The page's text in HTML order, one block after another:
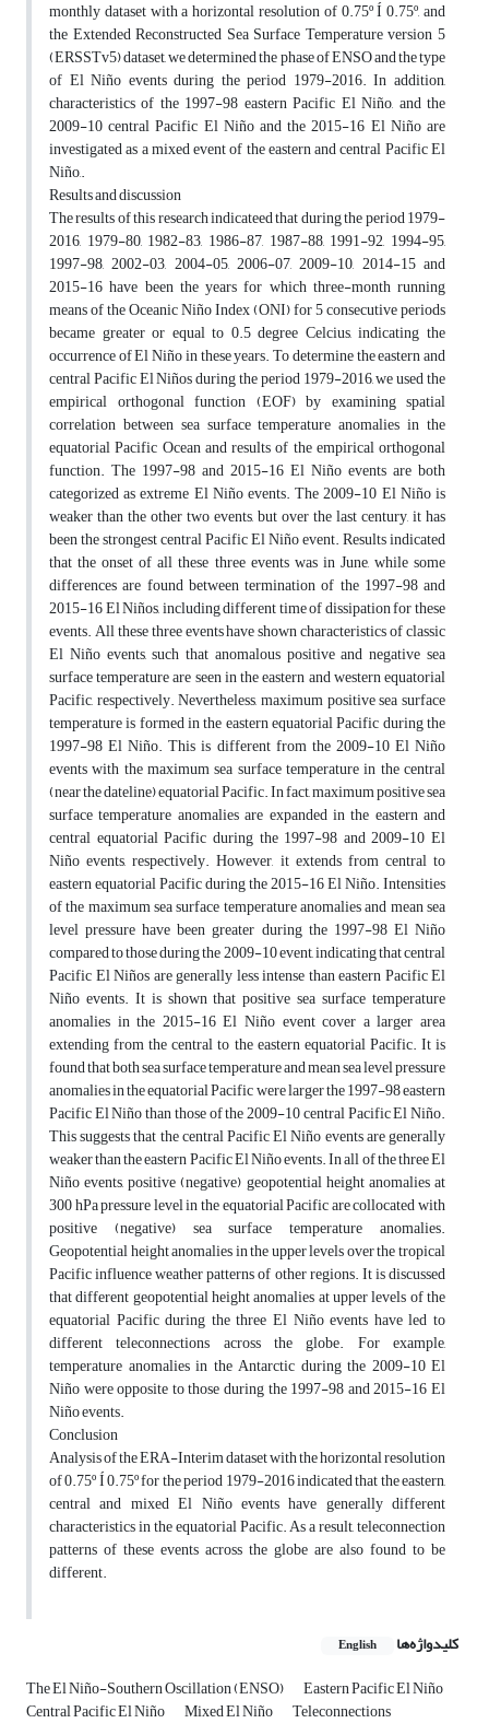
monthly dataset with a horizontal resolution of 0.75º Í 0.75º, and
the Extended Reconstructed Sea Surface Temperature version 5
(ERSSTv5) dataset, we determined the phase of ENSO and the type
of El Niño events during the period 1979-2016. In addition,
characteristics of the 1997-98 eastern Pacific El Niño, and the
2009-10 central Pacific El Niño and the 2015-16 El Niño are
investigated as a mixed event of the eastern and central Pacific El
Niño,.
Results and discussion
The results of this research indicateed that during the period 1979-
2016, 1979-80, 1982-83, 1986-87, 1987-88, 1991-92, 1994-95,
1997-98, 2002-03, 2004-05, 2006-07, 2009-10, 2014-15 and
2015-16 have been the years for which three-month running
means of the Oceanic Niño Index (ONI) for 5 consecutive periods
became greater or equal to 0.5 degree Celcius, indicating the
occurrence of El Niño in these years. To determine the eastern and
central Pacific El Niños during the period 1979-2016, we used the
empirical orthogonal function (EOF) by examining spatial
correlation between sea surface temperature anomalies in the
equatorial Pacific Ocean and results of the empirical orthogonal
function. The 1997-98 and 2015-16 El Niño events are both
categorized as extreme El Niño events. The 2009-10 El Niño is
weaker than the other two events, but over the last century, it has
been the strongest central Pacific El Niño event. Results indicated
that the onset of all these three events was in June, while some
differences are found between termination of the 1997-98 and
2015-16 El Niños, including different time of dissipation for these
events. All these three events have shown characteristics of classic
El Niño events, such that anomalous positive and negative sea
surface temperature are seen in the eastern and western equatorial
Pacific, respectively. Nevertheless, maximum positive sea surface
temperature is formed in the eastern equatorial Pacific during the
1997-98 El Niño. This is different from the 2009-10 El Niño
events with the maximum sea surface temperature in the central
(near the dateline) equatorial Pacific. In fact, maximum positive sea
surface temperature anomalies are expanded in the eastern and
central equatorial Pacific during the 1997-98 and 2009-10 El
Niño events, respectively. However, it extends from central to
eastern equatorial Pacific during the 2015-16 El Niño. Intensities
of the maximum sea surface temperature anomalies and mean sea
level pressure have been greater during the 1997-98 El Niño
compared to those during the 2009-10 event, indicating that central
Pacific El Niños are generally less intense than eastern Pacific El
Niño events. It is shown that positive sea surface temperature
anomalies in the 2015-16 El Niño event cover a larger area
extending from the central to the eastern equatorial Pacific. It is
found that both sea surface temperature and mean sea level pressure
anomalies in the equatorial Pacific were larger the 1997-98 eastern
Pacific El Niño than those of the 2009-10 central Pacific El Niño.
This suggests that the central Pacific El Niño events are generally
weaker than the eastern Pacific El Niño events. In all of the three El
Niño events, positive (negative) geopotential height anomalies at
300 hPa pressure level in the equatorial Pacific are collocated with
positive (negative) sea surface temperature anomalies.
Geopotential height anomalies in the upper levels over the tropical
Pacific influence weather patterns of other regions. It is discussed
that different geopotential height anomalies at upper levels of the
equatorial Pacific during the three El Niño events have led to
different teleconnections across the globe. For example,
temperature anomalies in the Antarctic during the 2009-10 El
Niño were opposite to those during the 1997-98 and 2015-16 El
Niño events.
Conclusion
Analysis of the ERA-Interim dataset with the horizontal resolution
of 0.75º Í 0.75º for the period 1979-2016 indicated that the eastern,
central and mixed El Niño events have generally different
characteristics in the equatorial Pacific. As a result, teleconnection
patterns of these events across the globe are also found to be
different.
کلیدواژه‌ها English
The El Niño-Southern Oscillation (ENSO) Eastern Pacific El Niño
Central Pacific El Niño Mixed El Niño Teleconnections